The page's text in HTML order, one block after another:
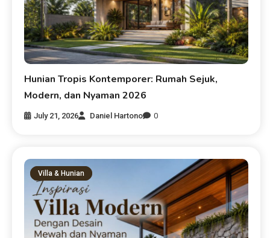
Hunian Tropis Kontemporer: Rumah Sejuk,
Modern, dan Nyaman 2026
July 21, 2026 Daniel Hartono 0
Villa & Hunian